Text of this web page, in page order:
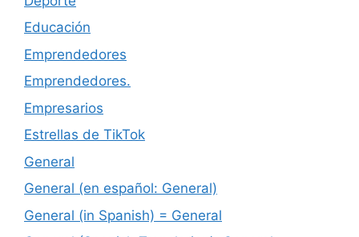
Educación
Emprendedores
Emprendedores.
Empresarios
Estrellas de TikTok
General
General (en español: General)
General (in Spanish) = General